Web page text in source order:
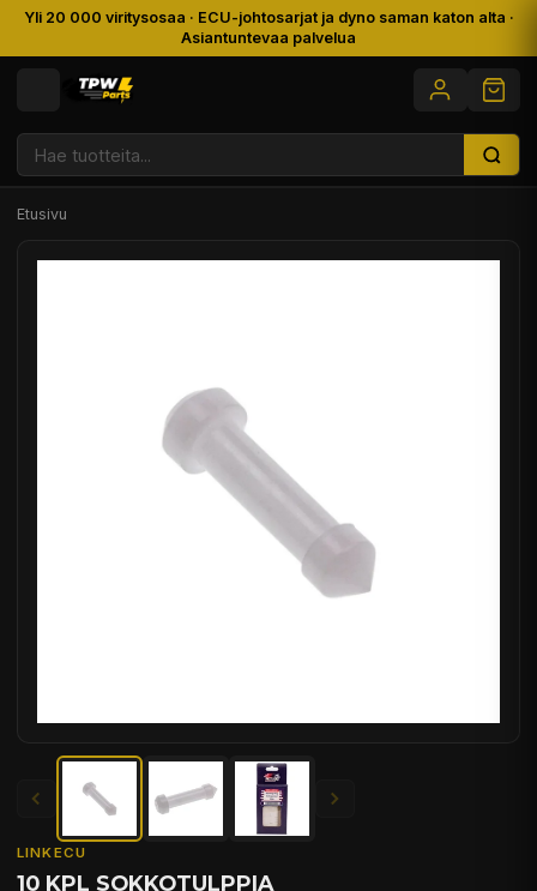
Yli 20 000 viritysosaa · ECU-johtosarjat ja dyno saman katon alta ·
Asiantuntevaa palvelua
Etusivu
LINKECU
10 KPL SOKKOTULPPIA